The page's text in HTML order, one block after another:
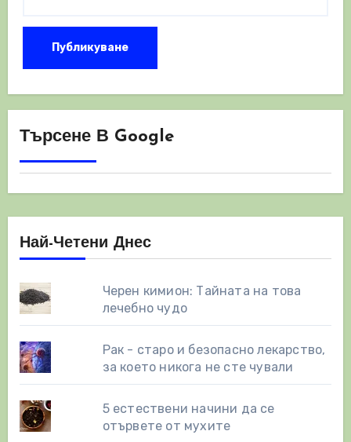
Търсене В Google
Най-Четени Днес
Черен кимион: Тайната на това
лечебно чудо
Рак - старо и безопасно лекарство,
за което никога не сте чували
5 естествени начини да се
отървете от мухите